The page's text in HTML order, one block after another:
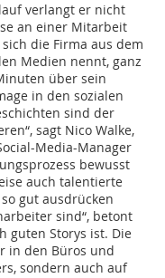
verlangt er nicht
an einer Mitarbeit
die Firma aus dem
Medien nennt, ganz
über sein
in den sozialen
sind der
sagt Nico Walke,
Media-Manager
bewusst
auch talentierte
gut ausdrücken
sind“, betont
guten Storys ist. Die
in den Büros und
sondern auch auf